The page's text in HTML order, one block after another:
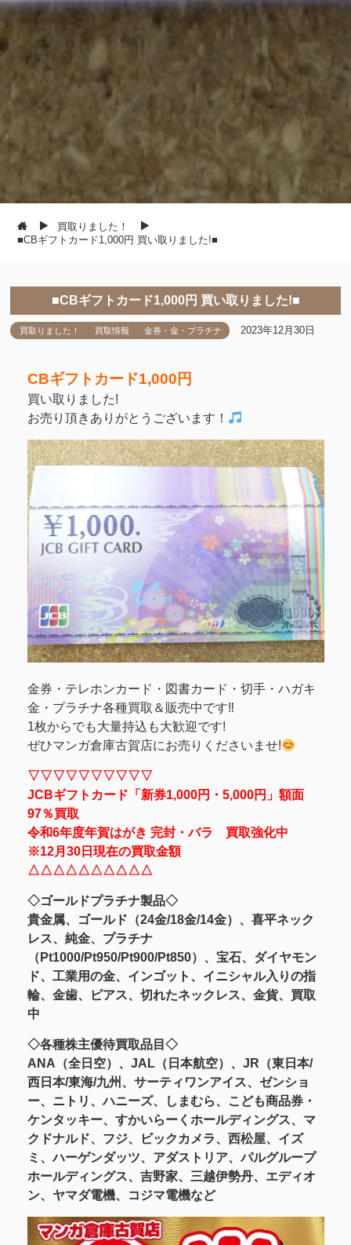
買取りました！
■CBギフトカード1,000円 買い取りました!■
■CBギフトカード1,000円 買い取りました!■
買取りました！ 買取情報 金券・金・プラチナ 2023年12月30日
CBギフトカード1,000円
買い取りました!
お売り頂きありがとうございます！
金券・テレホンカード・図書カード・切手・ハガキ
金・プラチナ各種買取＆販売中です‼
1枚からでも大量持込も大歓迎です!
ぜひマンガ倉庫古賀店にお売りくださいませ!
▽▽▽▽▽▽▽▽▽▽
JCBギフトカード「新券1,000円・5,000円」額面
97％買取
令和6年度年賀はがき 完封・バラ 買取強化中
※12月30日現在の買取金額
△△△△△△△△△△
◇ゴールドプラチナ製品◇
貴金属、ゴールド（24金/18金/14金）、喜平ネック
レス、純金、プラチナ
（Pt1000/Pt950/Pt900/Pt850）、宝石、ダイヤモン
ド、工業用の金、インゴット、イニシャル入りの指
輪、金歯、ピアス、切れたネックレス、金貨、買取
中
◇各種株主優待買取品目◇
ANA（全日空）、JAL（日本航空）、JR（東日本/
西日本/東海/九州、サーティワンアイス、ゼンショ
ー、ニトリ、ハニーズ、しまむら、こども商品券・
ケンタッキー、すかいらーくホールディングス、マ
クドナルド、フジ、ビックカメラ、西松屋、イズ
ミ、ハーゲンダッツ、アダストリア、パルグループ
ホールディングス、吉野家、三越伊勢丹、エディオ
ン、ヤマダ電機、コジマ電機など